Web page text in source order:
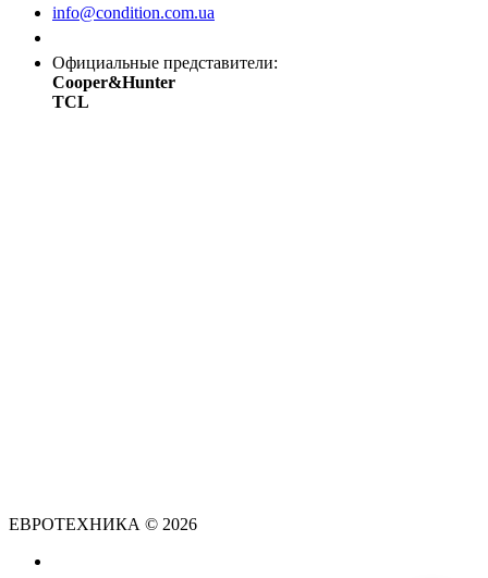
info@condition.com.ua
Официальные представители:
Cooper&Hunter
TCL
ЕВРОТЕХНИКА © 2026